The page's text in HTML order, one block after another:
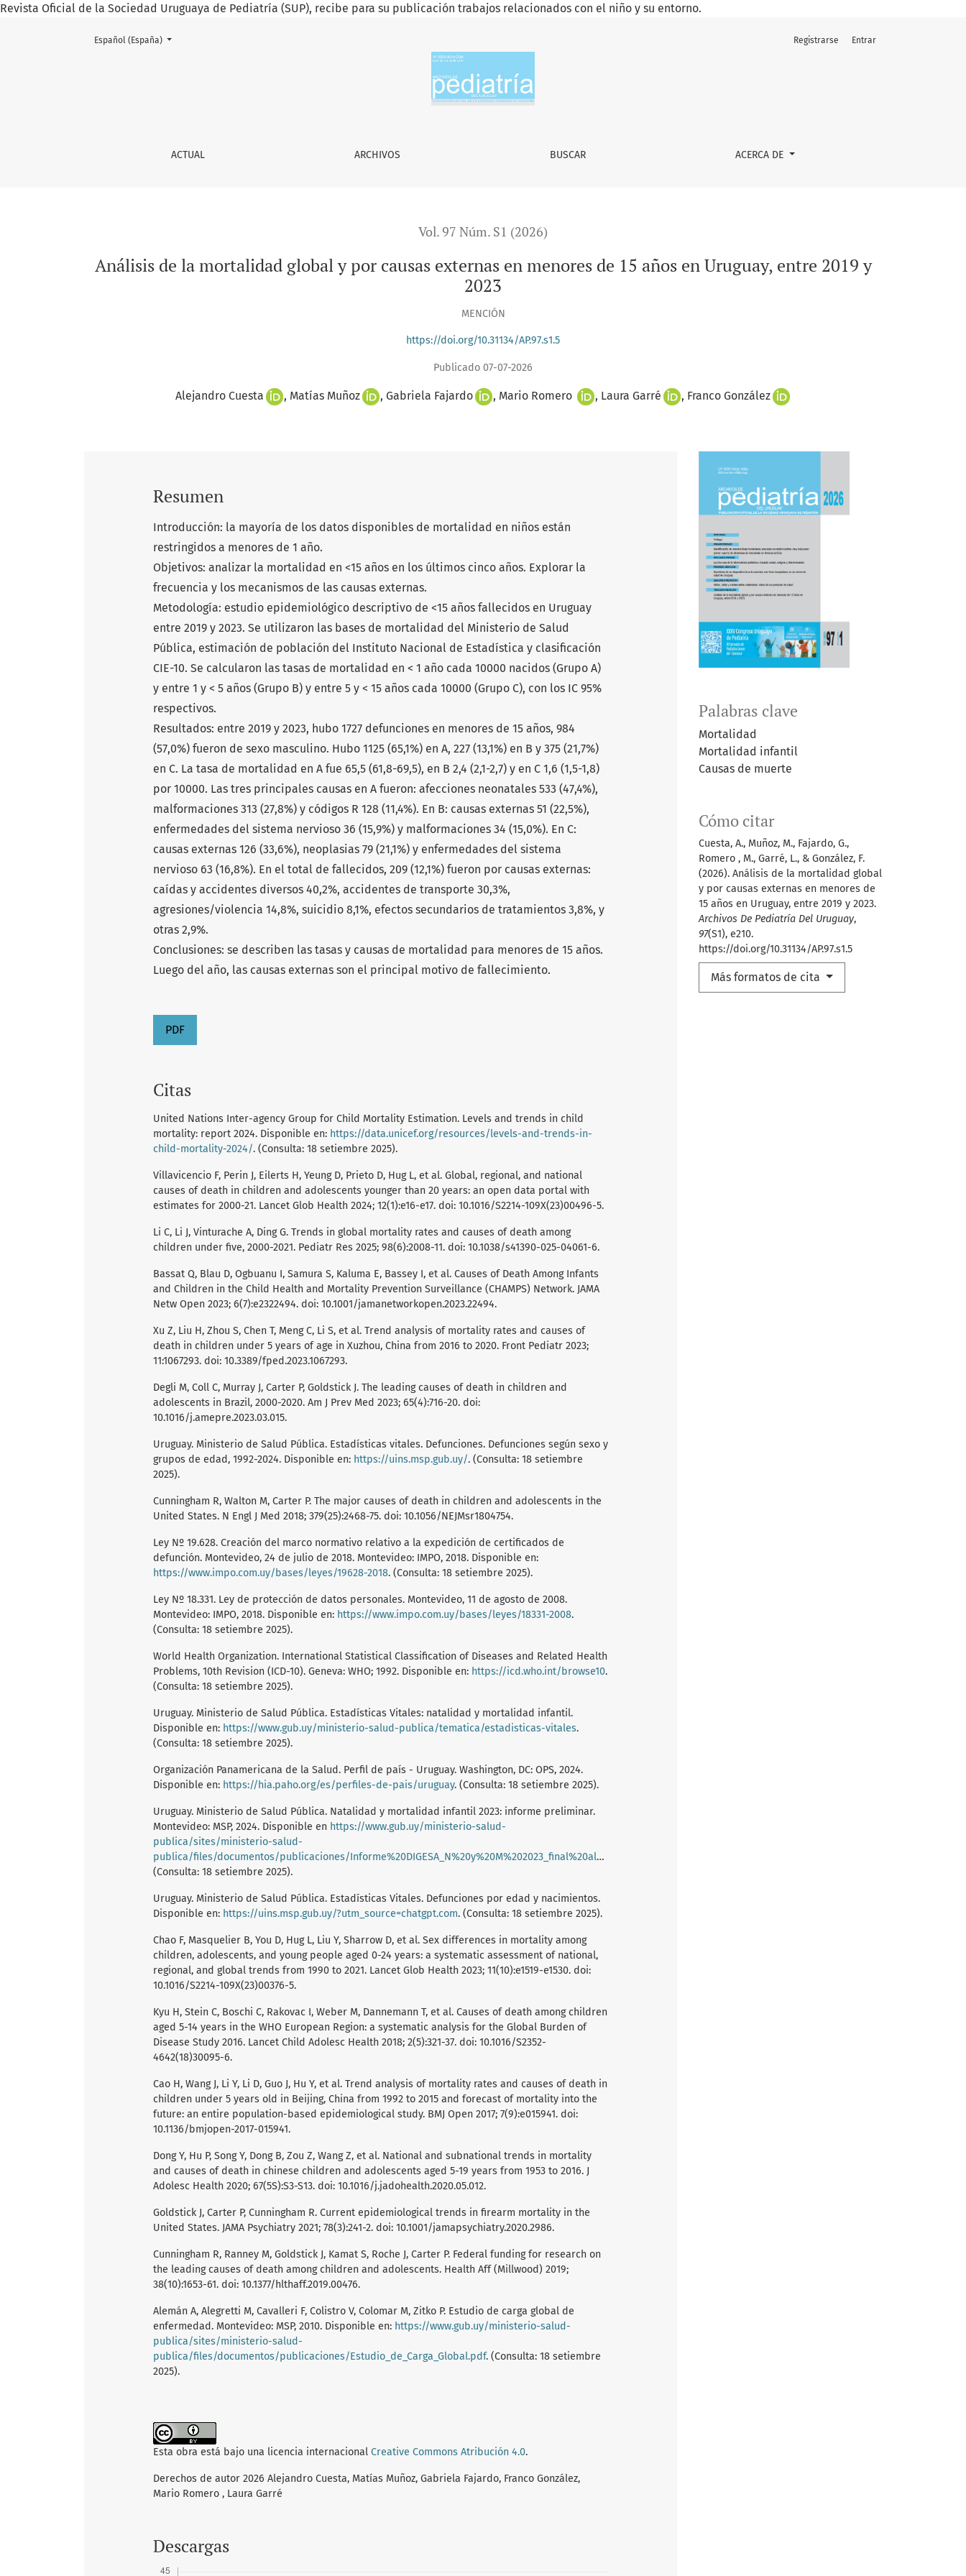
Revista Oficial de la Sociedad Uruguaya de Pediatría (SUP), recibe para su publicación trabajos relacionados con el niño y su entorno.
Análisis de la mortalidad global y por causas externas en menores de 15 años en Uruguay, entre 2019 y 2023
ACTUAL ARCHIVOS BUSCAR ACERCA DE
Registrarse Entrar
Cambiar el idioma. El actual es:
Español (España)
Vol. 97 Núm. S1 (2026)
Análisis de la mortalidad global y por causas externas en menores de 15 años en Uruguay, entre 2019 y
2023
MENCIÓN
https://doi.org/10.31134/AP.97.s1.5
Publicado 07-07-2026
Alejandro Cuesta Matías Muñoz Gabriela Fajardo Mario Romero Laura Garré Franco González
Palabras clave
Mortalidad
Mortalidad infantil
Causas de muerte
Cómo citar
Cuesta, A., Muñoz, M., Fajardo, G.,
Romero , M., Garré, L., & González, F.
(2026). Análisis de la mortalidad global
y por causas externas en menores de
15 años en Uruguay, entre 2019 y 2023.
Archivos De Pediatría Del Uruguay,
97(S1), e210.
https://doi.org/10.31134/AP.97.s1.5
Más formatos de cita
Resumen
Introducción: la mayoría de los datos disponibles de mortalidad en niños están
restringidos a menores de 1 año.
Objetivos: analizar la mortalidad en <15 años en los últimos cinco años. Explorar la
frecuencia y los mecanismos de las causas externas.
Metodología: estudio epidemiológico descriptivo de <15 años fallecidos en Uruguay
entre 2019 y 2023. Se utilizaron las bases de mortalidad del Ministerio de Salud
Pública, estimación de población del Instituto Nacional de Estadística y clasificación
CIE-10. Se calcularon las tasas de mortalidad en < 1 año cada 10000 nacidos (Grupo A)
y entre 1 y < 5 años (Grupo B) y entre 5 y < 15 años cada 10000 (Grupo C), con los IC 95%
respectivos.
Resultados: entre 2019 y 2023, hubo 1727 defunciones en menores de 15 años, 984
(57,0%) fueron de sexo masculino. Hubo 1125 (65,1%) en A, 227 (13,1%) en B y 375 (21,7%)
en C. La tasa de mortalidad en A fue 65,5 (61,8-69,5), en B 2,4 (2,1-2,7) y en C 1,6 (1,5-1,8)
por 10000. Las tres principales causas en A fueron: afecciones neonatales 533 (47,4%),
malformaciones 313 (27,8%) y códigos R 128 (11,4%). En B: causas externas 51 (22,5%),
enfermedades del sistema nervioso 36 (15,9%) y malformaciones 34 (15,0%). En C:
causas externas 126 (33,6%), neoplasias 79 (21,1%) y enfermedades del sistema
nervioso 63 (16,8%). En el total de fallecidos, 209 (12,1%) fueron por causas externas:
caídas y accidentes diversos 40,2%, accidentes de transporte 30,3%,
agresiones/violencia 14,8%, suicidio 8,1%, efectos secundarios de tratamientos 3,8%, y
otras 2,9%.
Conclusiones: se describen las tasas y causas de mortalidad para menores de 15 años.
Luego del año, las causas externas son el principal motivo de fallecimiento.
PDF
Citas
United Nations Inter-agency Group for Child Mortality Estimation. Levels and trends in child
mortality: report 2024. Disponible en: https://data.unicef.org/resources/levels-and-trends-in-
child-mortality-2024/. (Consulta: 18 setiembre 2025).
Villavicencio F, Perin J, Eilerts H, Yeung D, Prieto D, Hug L, et al. Global, regional, and national
causes of death in children and adolescents younger than 20 years: an open data portal with
estimates for 2000-21. Lancet Glob Health 2024; 12(1):e16-e17. doi: 10.1016/S2214-109X(23)00496-5.
Li C, Li J, Vinturache A, Ding G. Trends in global mortality rates and causes of death among
children under five, 2000-2021. Pediatr Res 2025; 98(6):2008-11. doi: 10.1038/s41390-025-04061-6.
Bassat Q, Blau D, Ogbuanu I, Samura S, Kaluma E, Bassey I, et al. Causes of Death Among Infants
and Children in the Child Health and Mortality Prevention Surveillance (CHAMPS) Network. JAMA
Netw Open 2023; 6(7):e2322494. doi: 10.1001/jamanetworkopen.2023.22494.
Xu Z, Liu H, Zhou S, Chen T, Meng C, Li S, et al. Trend analysis of mortality rates and causes of
death in children under 5 years of age in Xuzhou, China from 2016 to 2020. Front Pediatr 2023;
11:1067293. doi: 10.3389/fped.2023.1067293.
Degli M, Coll C, Murray J, Carter P, Goldstick J. The leading causes of death in children and
adolescents in Brazil, 2000-2020. Am J Prev Med 2023; 65(4):716-20. doi:
10.1016/j.amepre.2023.03.015.
Uruguay. Ministerio de Salud Pública. Estadísticas vitales. Defunciones. Defunciones según sexo y
grupos de edad, 1992-2024. Disponible en: https://uins.msp.gub.uy/. (Consulta: 18 setiembre
2025).
Cunningham R, Walton M, Carter P. The major causes of death in children and adolescents in the
United States. N Engl J Med 2018; 379(25):2468-75. doi: 10.1056/NEJMsr1804754.
Ley Nº 19.628. Creación del marco normativo relativo a la expedición de certificados de
defunción. Montevideo, 24 de julio de 2018. Montevideo: IMPO, 2018. Disponible en:
https://www.impo.com.uy/bases/leyes/19628-2018. (Consulta: 18 setiembre 2025).
Ley Nº 18.331. Ley de protección de datos personales. Montevideo, 11 de agosto de 2008.
Montevideo: IMPO, 2018. Disponible en: https://www.impo.com.uy/bases/leyes/18331-2008.
(Consulta: 18 setiembre 2025).
World Health Organization. International Statistical Classification of Diseases and Related Health
Problems, 10th Revision (ICD-10). Geneva: WHO; 1992. Disponible en: https://icd.who.int/browse10.
(Consulta: 18 setiembre 2025).
Uruguay. Ministerio de Salud Pública. Estadísticas Vitales: natalidad y mortalidad infantil.
Disponible en: https://www.gub.uy/ministerio-salud-publica/tematica/estadisticas-vitales.
(Consulta: 18 setiembre 2025).
Organización Panamericana de la Salud. Perfil de país - Uruguay. Washington, DC: OPS, 2024.
Disponible en: https://hia.paho.org/es/perfiles-de-pais/uruguay. (Consulta: 18 setiembre 2025).
Uruguay. Ministerio de Salud Pública. Natalidad y mortalidad infantil 2023: informe preliminar.
Montevideo: MSP, 2024. Disponible en https://www.gub.uy/ministerio-salud-
publica/sites/ministerio-salud-
publica/files/documentos/publicaciones/Informe%20DIGESA_N%20y%20M%202023_final%20al%2020_03_2024_0.pdf
(Consulta: 18 setiembre 2025).
Uruguay. Ministerio de Salud Pública. Estadísticas Vitales. Defunciones por edad y nacimientos.
Disponible en: https://uins.msp.gub.uy/?utm_source=chatgpt.com. (Consulta: 18 setiembre 2025).
Chao F, Masquelier B, You D, Hug L, Liu Y, Sharrow D, et al. Sex differences in mortality among
children, adolescents, and young people aged 0-24 years: a systematic assessment of national,
regional, and global trends from 1990 to 2021. Lancet Glob Health 2023; 11(10):e1519-e1530. doi:
10.1016/S2214-109X(23)00376-5.
Kyu H, Stein C, Boschi C, Rakovac I, Weber M, Dannemann T, et al. Causes of death among children
aged 5-14 years in the WHO European Region: a systematic analysis for the Global Burden of
Disease Study 2016. Lancet Child Adolesc Health 2018; 2(5):321-37. doi: 10.1016/S2352-
4642(18)30095-6.
Cao H, Wang J, Li Y, Li D, Guo J, Hu Y, et al. Trend analysis of mortality rates and causes of death in
children under 5 years old in Beijing, China from 1992 to 2015 and forecast of mortality into the
future: an entire population-based epidemiological study. BMJ Open 2017; 7(9):e015941. doi:
10.1136/bmjopen-2017-015941.
Dong Y, Hu P, Song Y, Dong B, Zou Z, Wang Z, et al. National and subnational trends in mortality
and causes of death in chinese children and adolescents aged 5-19 years from 1953 to 2016. J
Adolesc Health 2020; 67(5S):S3-S13. doi: 10.1016/j.jadohealth.2020.05.012.
Goldstick J, Carter P, Cunningham R. Current epidemiological trends in firearm mortality in the
United States. JAMA Psychiatry 2021; 78(3):241-2. doi: 10.1001/jamapsychiatry.2020.2986.
Cunningham R, Ranney M, Goldstick J, Kamat S, Roche J, Carter P. Federal funding for research on
the leading causes of death among children and adolescents. Health Aff (Millwood) 2019;
38(10):1653-61. doi: 10.1377/hlthaff.2019.00476.
Alemán A, Alegretti M, Cavalleri F, Colistro V, Colomar M, Zitko P. Estudio de carga global de
enfermedad. Montevideo: MSP, 2010. Disponible en: https://www.gub.uy/ministerio-salud-
publica/sites/ministerio-salud-
publica/files/documentos/publicaciones/Estudio_de_Carga_Global.pdf. (Consulta: 18 setiembre
2025).
Esta obra está bajo una licencia internacional Creative Commons Atribución 4.0.
Derechos de autor 2026 Alejandro Cuesta, Matías Muñoz, Gabriela Fajardo, Franco González,
Mario Romero , Laura Garré
Descargas